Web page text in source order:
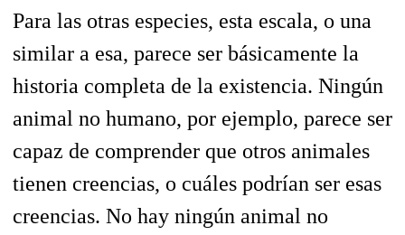
Para las otras especies, esta escala, o una
similar a esa, parece ser básicamente la
historia completa de la existencia. Ningún
animal no humano, por ejemplo, parece ser
capaz de comprender que otros animales
tienen creencias, o cuáles podrían ser esas
creencias. No hay ningún animal no